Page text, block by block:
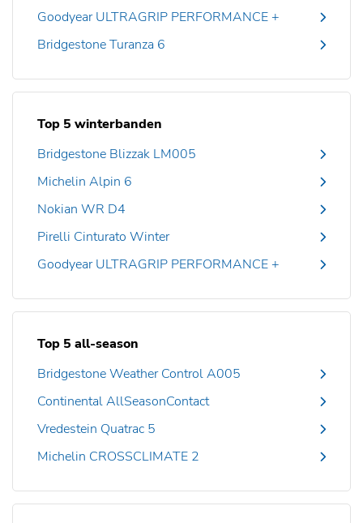
Goodyear ULTRAGRIP PERFORMANCE +
Bridgestone Turanza 6
Top 5 winterbanden
Bridgestone Blizzak LM005
Michelin Alpin 6
Nokian WR D4
Pirelli Cinturato Winter
Goodyear ULTRAGRIP PERFORMANCE +
Top 5 all-season
Bridgestone Weather Control A005
Continental AllSeasonContact
Vredestein Quatrac 5
Michelin CROSSCLIMATE 2